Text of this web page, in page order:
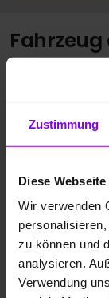
Zustimmung
Diese
Wir verwenden
zu können und
analysieren.
Verwendung
E-Mail*